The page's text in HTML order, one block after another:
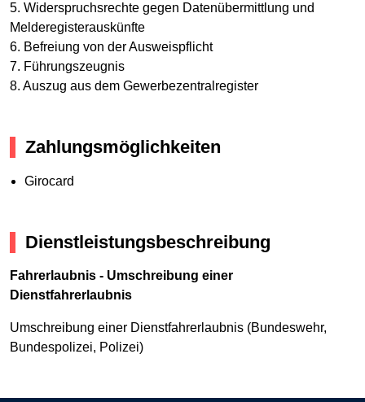
5. Widerspruchsrechte gegen Datenübermittlung und
Melderegisterauskünfte
6. Befreiung von der Ausweispflicht
7. Führungszeugnis
8. Auszug aus dem Gewerbezentralregister
Zahlungsmöglichkeiten
Girocard
Dienstleistungsbeschreibung
Fahrerlaubnis - Umschreibung einer
Dienstfahrerlaubnis
Umschreibung einer Dienstfahrerlaubnis (Bundeswehr,
Bundespolizei, Polizei)